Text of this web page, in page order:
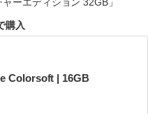
購入
Colorsoft | 16GB